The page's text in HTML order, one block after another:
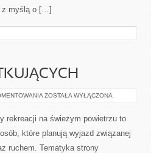
z myślą o […]
KAJAKARSTWO
ZOSTAŁA WYŁĄCZONA
rekreacji na świeżym powietrzu to
które planują wyjazd związanej
ruchem. Tematyka strony